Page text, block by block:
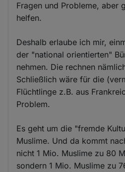
Fragen und Probleme, aber
helfen.
Deshalb erlaube ich mir,
der "national orientierten"
nehmen. Die rechnen
Schließlich wäre für die
Flüchtlinge z.B. aus
Problem.
Es geht um die "fremde
Muslime. Und da kommt
nicht 1 Mio. Muslime zu 80
sondern 1 Mio. Muslime zu